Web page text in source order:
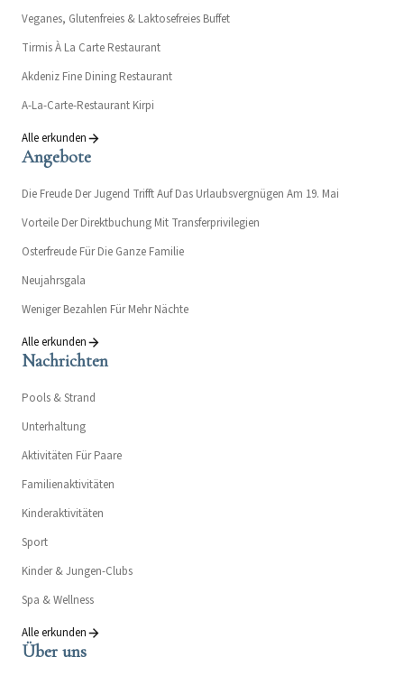
Veganes, Glutenfreies & Laktosefreies Buffet
Tirmis À La Carte Restaurant
Akdeniz Fine Dining Restaurant
A-La-Carte-Restaurant Kirpi
Alle erkunden
Angebote
Die Freude Der Jugend Trifft Auf Das Urlaubsvergnügen Am 19. Mai
Vorteile Der Direktbuchung Mit Transferprivilegien
Osterfreude Für Die Ganze Familie
Neujahrsgala
Weniger Bezahlen Für Mehr Nächte
Alle erkunden
Nachrichten
Pools & Strand
Unterhaltung
Aktivitäten Für Paare
Familienaktivitäten
Kinderaktivitäten
Sport
Kinder & Jungen-Clubs
Spa & Wellness
Alle erkunden
Über uns